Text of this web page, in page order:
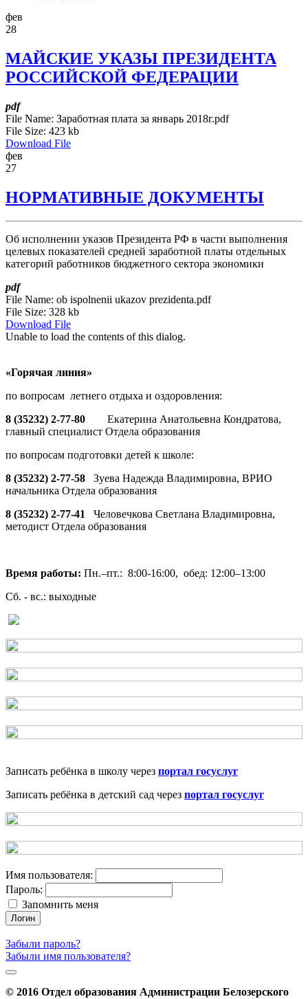
фев
28
МАЙСКИЕ УКАЗЫ ПРЕЗИДЕНТА
РОССИЙСКОЙ ФЕДЕРАЦИИ
pdf
File Name: Заработная плата за январь 2018г.pdf
File Size: 423 kb
Download File
фев
27
НОРМАТИВНЫЕ ДОКУМЕНТЫ
Об исполнении указов Президента РФ в части выполнения
целевых показателей средней заработной платы отдельных
категорий работников бюджетного сектора экономики
pdf
File Name: ob ispolnenii ukazov prezidenta.pdf
File Size: 328 kb
Download File
Unable to load the contents of this dialog.
«Горячая линия»
по вопросам летнего отдыха и оздоровления:
8 (35232) 2-77-80 Екатерина Анатольевна Кондратова,
главный специалист Отдела образования
по вопросам подготовки детей к школе:
8 (35232) 2-77-58 Зуева Надежда Владимировна, ВРИО
начальника Отдела образования
8 (35232) 2-77-41 Человечкова Светлана Владимировна,
методист Отдела образования
Время работы: Пн.–пт.: 8:00-16:00, обед: 12:00–13:00
Сб. - вс.: выходные
Записать ребёнка в школу через портал госуслуг
Записать ребёнка в детский сад через портал госуслуг
Имя пользователя:
Пароль:
Запомнить меня
Логин
Забыли пароль?
Забыли имя пользователя?
© 2016 Отдел образования Администрации Белозерского